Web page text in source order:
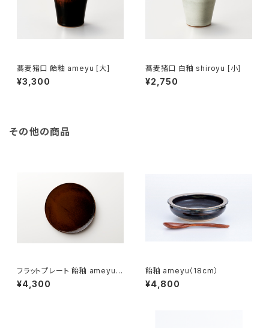
蕎麦猪口 飴釉 ameyu [大]
¥3,300
蕎麦猪口 白釉 shiroyu [小]
¥2,750
その他の商品
フラットプレート 飴釉 ameyu
（21cm）
¥4,300
飴釉 ameyu（18cm）
¥4,800